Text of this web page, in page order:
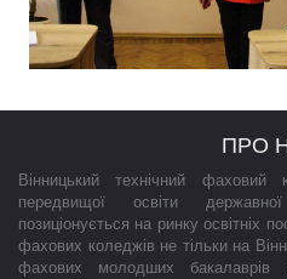
ПРО
Вінницький технічний
передвищої освіти
позиціонується на ринку освітніх
фахових коледжів не тільки на
фахових молодших бакалаврів